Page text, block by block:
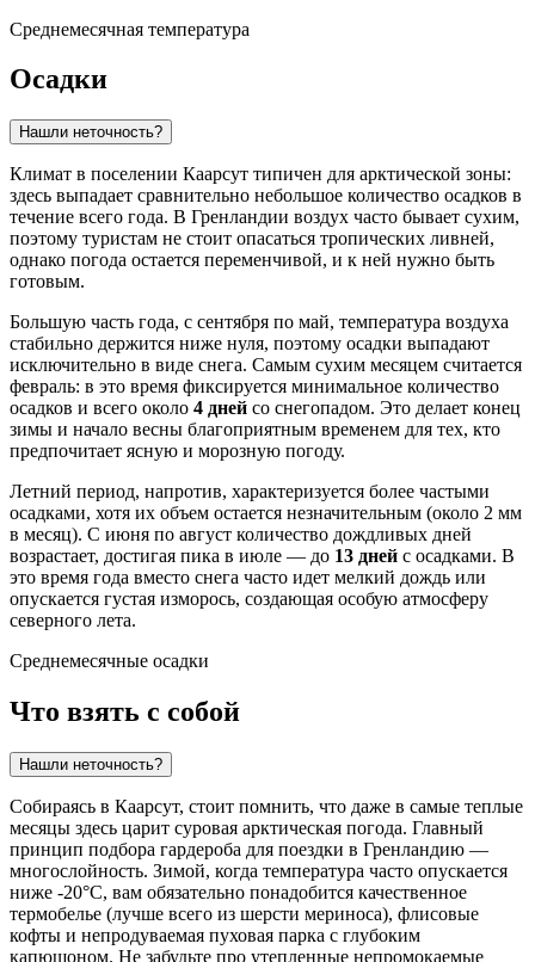
Среднемесячная температура
Осадки
Нашли неточность?
Климат в поселении Каарсут типичен для арктической зоны:
здесь выпадает сравнительно небольшое количество осадков в
течение всего года. В Гренландии воздух часто бывает сухим,
поэтому туристам не стоит опасаться тропических ливней,
однако погода остается переменчивой, и к ней нужно быть
готовым.
Большую часть года, с сентября по май, температура воздуха
стабильно держится ниже нуля, поэтому осадки выпадают
исключительно в виде снега. Самым сухим месяцем считается
февраль: в это время фиксируется минимальное количество
осадков и всего около 4 дней со снегопадом. Это делает конец
зимы и начало весны благоприятным временем для тех, кто
предпочитает ясную и морозную погоду.
Летний период, напротив, характеризуется более частыми
осадками, хотя их объем остается незначительным (около 2 мм
в месяц). С июня по август количество дождливых дней
возрастает, достигая пика в июле — до 13 дней с осадками. В
это время года вместо снега часто идет мелкий дождь или
опускается густая изморось, создающая особую атмосферу
северного лета.
Среднемесячные осадки
Что взять с собой
Нашли неточность?
Собираясь в Каарсут, стоит помнить, что даже в самые теплые
месяцы здесь царит суровая арктическая погода. Главный
принцип подбора гардероба для поездки в Гренландию —
многослойность. Зимой, когда температура часто опускается
ниже -20°C, вам обязательно понадобится качественное
термобелье (лучше всего из шерсти мериноса), флисовые
кофты и непродуваемая пуховая парка с глубоким
капюшоном. Не забудьте про утепленные непромокаемые